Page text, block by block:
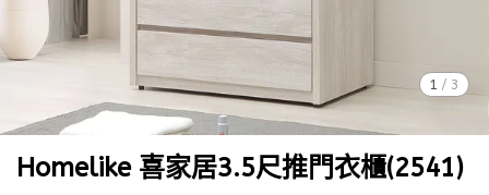
1 / 3
Homelike 喜家居3.5尺推門衣櫃(2541)